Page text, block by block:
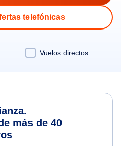
telefónicas
Vuelos directos
más de 40